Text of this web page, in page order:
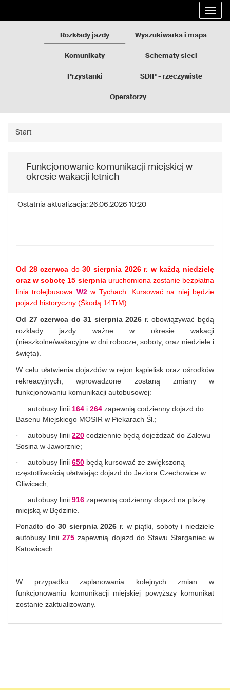
Rozkłady jazdy Wyszukiwarka i mapa
Komunikaty Schematy sieci
Przystanki
SDIP - rzeczywiste
Operatorzy
Start
Funkcjonowanie komunikacji miejskiej w
okresie wakacji letnich
Ostatnia aktualizacja: 26.06.2026 10:20
Od 28 czerwca do30 sierpnia 2026 r. w każdą niedzielę
oraz w sobotę 15 sierpnia uruchomiona zostanie bezpłatna
linia trolejbusowa W2w Tychach. Kursować na niej będzie
pojazd historyczny (Škodą 14TrM).
Od 27 czerwca do 31 sierpnia 2026 r. obowiązywać będą
rozkłady jazdy ważne w okresie wakacji
(nieszkolne/wakacyjne w dni robocze, soboty, oraz niedziele i
święta).
W celu ułatwienia dojazdów w rejon kąpielisk oraz ośrodków
rekreacyjnych, wprowadzone zostaną zmiany w
funkcjonowaniu komunikacji autobusowej:
· autobusy linii 164 i 264 zapewnią codzienny dojazd do
Basenu Miejskiego MOSIR w Piekarach Śl.;
· autobusy linii 220 codziennie będą dojeżdżać do Zalewu
Sosina w Jaworznie;
· autobusy linii 650 będą kursować ze zwiększoną
częstotliwością ułatwiając dojazd do Jeziora Czechowice w
Gliwicach;
· autobusy linii 916 zapewnią codzienny dojazd na plażę
miejską w Będzinie.
Ponadto do 30 sierpnia 2026 r. w piątki, soboty i niedziele
autobusy linii275 zapewnią dojazd do Stawu Starganiec w
Katowicach.
W przypadku zaplanowania kolejnych zmian w
funkcjonowaniu komunikacji miejskiej powyższy komunikat
zostanie zaktualizowany.